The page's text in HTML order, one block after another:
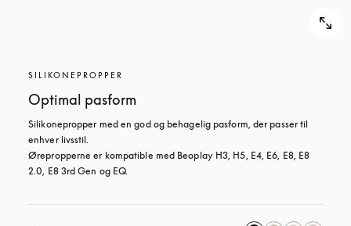
SILIKONEPROPPER
Optimal pasform
Silikonepropper med en god og behagelig pasform, der passer til
enhver livsstil.
Ørepropperne er kompatible med Beoplay H3, H5, E4, E6, E8, E8
2.0, E8 3rd Gen og EQ.